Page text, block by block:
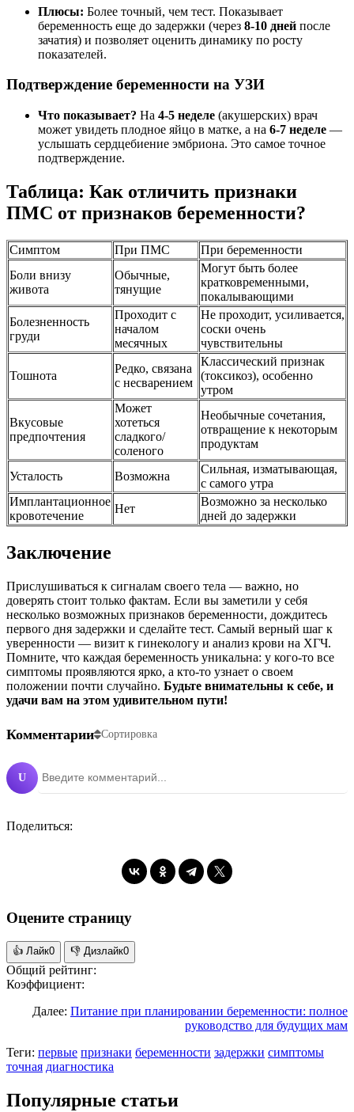
Плюсы: Более точный, чем тест. Показывает
беременность еще до задержки (через 8-10 дней после
зачатия) и позволяет оценить динамику по росту
показателей.
Подтверждение беременности на УЗИ
Что показывает? На 4-5 неделе (акушерских) врач
может увидеть плодное яйцо в матке, а на 6-7 неделе —
услышать сердцебиение эмбриона. Это самое точное
подтверждение.
Таблица: Как отличить признаки
ПМС от признаков беременности?
Симптом При ПМС
При беременности
Боли внизу
живота
Обычные,
тянущие
Могут быть более
кратковременными,
покалывающими
Болезненность
груди
Проходит с
началом
месячных
Не проходит, усиливается,
соски очень
чувствительны
Тошнота
Редко, связана
с несварением
Классический признак
(токсикоз), особенно
утром
Вкусовые
предпочтения
Может
хотеться
сладкого/
соленого
Необычные сочетания,
отвращение к некоторым
продуктам
Усталость Возможна
Сильная, изматывающая,
с самого утра
Имплантационное
кровотечение
Нет
Возможно за несколько
дней до задержки
Заключение
Прислушиваться к сигналам своего тела — важно, но
доверять стоит только фактам. Если вы заметили у себя
несколько возможных признаков беременности, дождитесь
первого дня задержки и сделайте тест. Самый верный шаг к
уверенности — визит к гинекологу и анализ крови на ХГЧ.
Помните, что каждая беременность уникальна: у кого-то все
симптомы проявляются ярко, а кто-то узнает о своем
положении почти случайно. Будьте внимательны к себе, и
удачи вам на этом удивительном пути!
Комментарии Сортировка
U
Поделиться:
Оцените страницу
👍 Лайк0 👎 Дизлайк0
Общий рейтинг:
Коэффициент:
Далее: Питание при планировании беременности: полное
руководство для будущих мам
Теги: первые признаки беременности задержки симптомы
точная диагностика
Популярные статьи